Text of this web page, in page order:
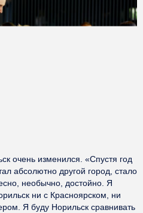
очень изменился. «Спустя год
абсолютно другой город, стало
необычно, достойно. Я
ни с Красноярском, ни
Я буду Норильск сравнивать